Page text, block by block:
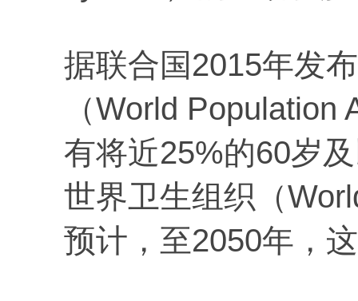
据联合国2015年发
（World
有将近25%的60岁
世界卫生组织（
预计，至2050年，